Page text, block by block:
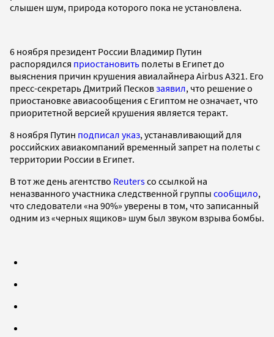
слышен шум, природа которого пока не установлена.
6 ноября президент России Владимир Путин
распорядился приостановить полеты в Египет до
выяснения причин крушения авиалайнера Airbus A321. Его
пресс-секретарь Дмитрий Песковзаявил, что решение о
приостановке авиасообщения с Египтом не означает, что
приоритетной версией крушения является теракт.
8 ноября Путин подписал указ, устанавливающий для
российских авиакомпаний временный запрет на полеты с
территории России в Египет.
В тот же день агентство Reutersсо ссылкой на
неназванного участника следственной группы сообщило,
что следователи «на 90%» уверены в том, что записанный
одним из «черных ящиков» шум был звуком взрыва бомбы.